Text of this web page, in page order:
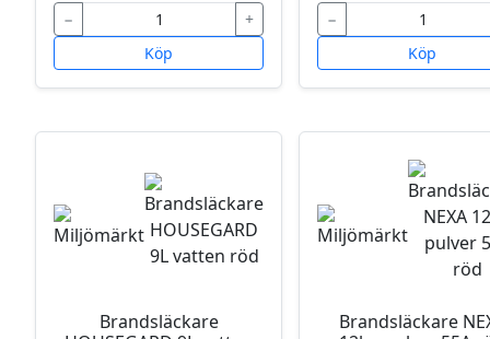
−
+
Köp
−
Köp
Brandsläckare
Brandsläckare